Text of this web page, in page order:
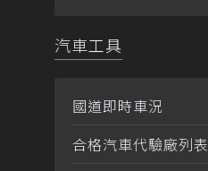
汽車工具
國道即時車況
合格汽車代驗廠列表